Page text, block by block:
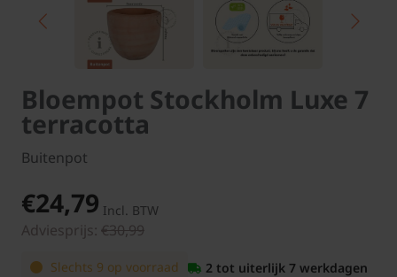
Bloempot Stockholm Luxe 7
terracotta
Buitenpot
€24,79 Incl. BTW
Adviesprijs: €30,99
Slechts 9 op voorraad 2 tot uiterlijk 7 werkdagen